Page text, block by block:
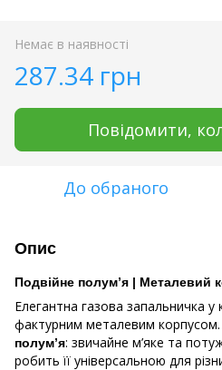
Немає в наявності
287.34 грн
Повідомити,
До обраного
Опис
Подвійне полум’я | Металевий
Елегантна газова запальничка у
фактурним металевим
полум’я: звичайне м’яке та
робить її універсальною для